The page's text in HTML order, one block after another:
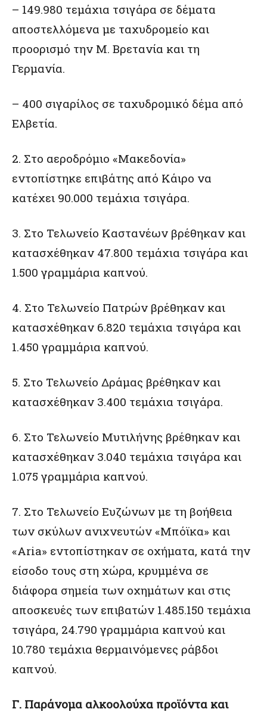
– 149.980 τεμάχια τσιγάρα σε δέματα
αποστελλόμενα με ταχυδρομείο και
προορισμό την Μ. Βρετανία και τη
Γερμανία.
– 400 σιγαρίλος σε ταχυδρομικό δέμα από
Ελβετία.
2. Στο αεροδρόμιο «Μακεδονία»
εντοπίστηκε επιβάτης από Κάιρο να
κατέχει 90.000 τεμάχια τσιγάρα.
3. Στο Τελωνείο Καστανέων βρέθηκαν και
κατασχέθηκαν 47.800 τεμάχια τσιγάρα και
1.500 γραμμάρια καπνού.
4. Στο Τελωνείο Πατρών βρέθηκαν και
κατασχέθηκαν 6.820 τεμάχια τσιγάρα και
1.450 γραμμάρια καπνού.
5. Στο Τελωνείο Δράμας βρέθηκαν και
κατασχέθηκαν 3.400 τεμάχια τσιγάρα.
6. Στο Τελωνείο Μυτιλήνης βρέθηκαν και
κατασχέθηκαν 3.040 τεμάχια τσιγάρα και
1.075 γραμμάρια καπνού.
7. Στο Τελωνείο Ευζώνων με τη βοήθεια
των σκύλων ανιχνευτών «Μπόϊκα» και
«Aria» εντοπίστηκαν σε οχήματα, κατά την
είσοδο τους στη χώρα, κρυμμένα σε
διάφορα σημεία των οχημάτων και στις
αποσκευές των επιβατών 1.485.150 τεμάχια
τσιγάρα, 24.790 γραμμάρια καπνού και
10.780 τεμάχια θερμαινόμενες ράβδοι
καπνού.
Γ. Παράνομα αλκοολούχα προϊόντα και